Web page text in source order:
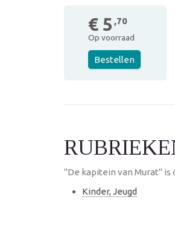
€ 5 ,70
Op voorraad
Bestellen
"De kapitein van Murat" is
Kinder, Jeugd